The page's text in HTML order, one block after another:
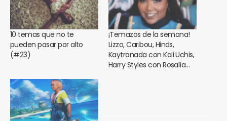
10 temas que no te
pueden pasar por alto
(#23)
¡Temazos de la semana!
Lizzo, Caribou, Hinds,
Kaytranada con Kali Uchis,
Harry Styles con Rosalía…